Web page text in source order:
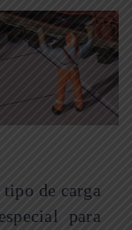
de carga
para